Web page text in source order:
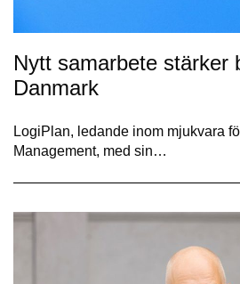
Nytt samarbete stärker
Danmark
LogiPlan, ledande inom mjukvara
Management, med sin…